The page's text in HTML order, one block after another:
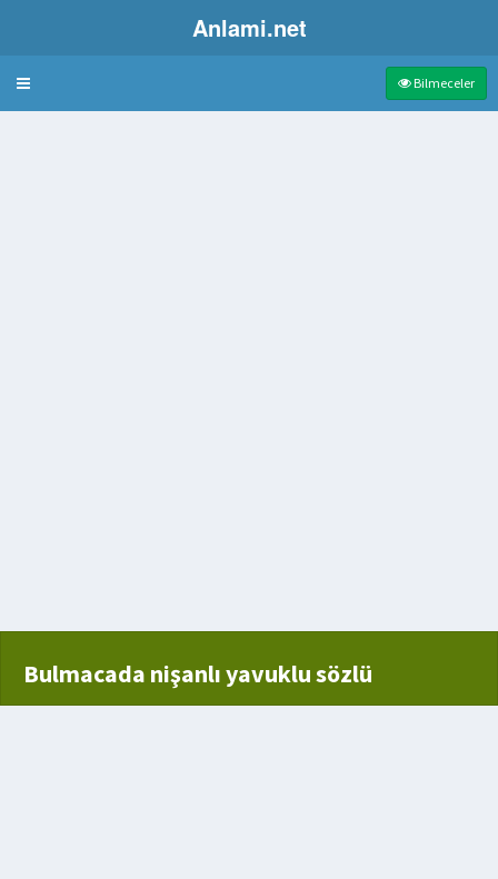
Anlami.net
Bulmaca Bilmeceler
Bulmacada nişanlı yavuklu sözlü